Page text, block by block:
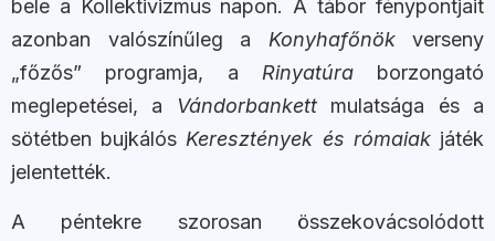
bele a Kollektivizmus napon. A tábor fénypontjait
azonban valószínűleg a Konyhafőnökverseny
„főzős” programja, a Rinyatúraborzongató
meglepetései, a
Vándorbankettmulatsága és a
sötétben bujkálós Keresztények és rómaiakjáték
jelentették.
A péntekre szorosan összekovácsolódott